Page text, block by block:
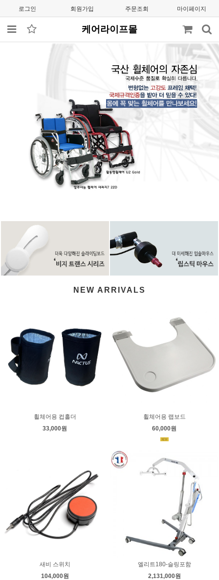
로그인 회원가입 주문조회 마이페이지
케어라이프몰
NEW ARRIVALS
휠체어용 컵홀더
33,000원
휠체어용 랩보드
60,000원
새비 스위치
104,000원
엘리트180-슬링포함
2,131,000원